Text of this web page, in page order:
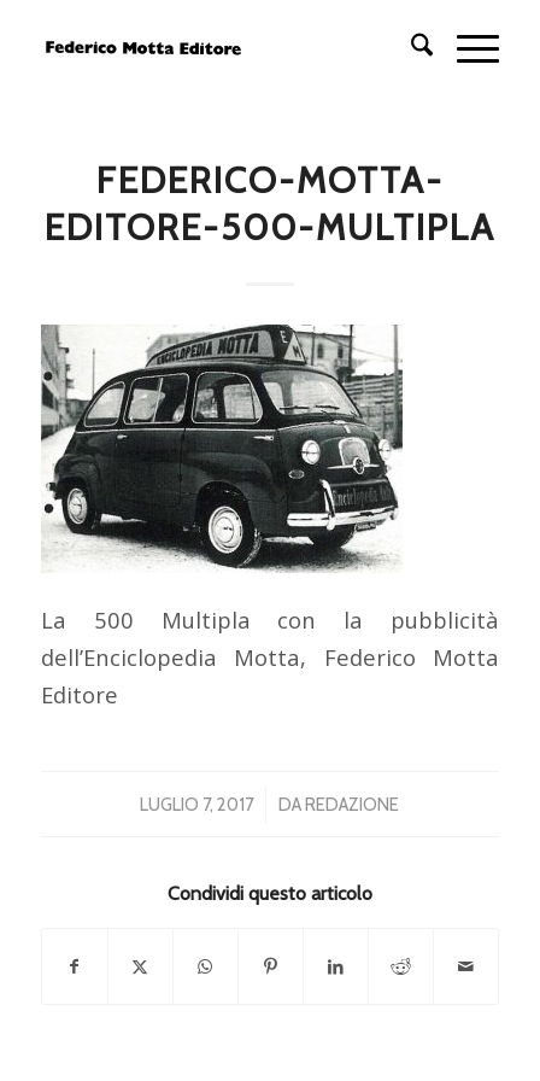
FEDERICO-MOTTA-
EDITORE-500-MULTIPLA
La 500 Multipla con la pubblicità
dell’Enciclopedia Motta, Federico Motta
Editore
LUGLIO 7, 2017
/ DAREDAZIONE
Condividi questo articolo